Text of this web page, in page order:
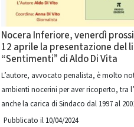
Nocera Inferiore, venerdì
12 aprile la presentazione del
“Sentimenti” di Aldo Di Vita
L’autore, avvocato penalista, è molto
ambienti nocerini per aver ricoperto, tra
anche la carica di Sindaco dal 1997 al
Pubblicato il 10/04/2024